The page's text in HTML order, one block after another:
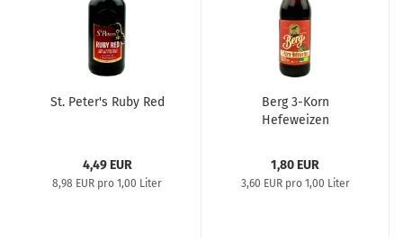
St. Peter's Ruby Red
4,49 EUR
8,98 EUR pro 1,00 Liter
Berg 3-Korn
Hefeweizen
1,80 EUR
3,60 EUR pro 1,00 Liter